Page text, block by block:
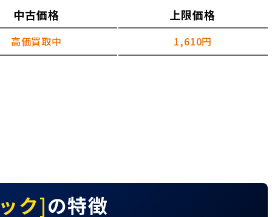
中古価格 上限価格
高価買取中 1,610円
ク]の特徴